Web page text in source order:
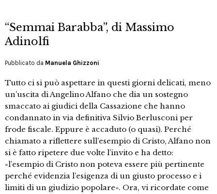
“Semmai Barabba”, di Massimo
Adinolfi
Pubblicato da Manuela Ghizzoni
Tutto ci si può aspettare in questi giorni delicati, meno
un’uscita di Angelino Alfano che dia un sostegno
smaccato ai giudici della Cassazione che hanno
condannato in via definitiva Silvio Berlusconi per
frode fiscale. Eppure è accaduto (o quasi). Perché
chiamato a riflettere sull’esempio di Cristo, Alfano non
si è fatto ripetere due volte l’invito e ha detto:
«l’esempio di Cristo non poteva essere più pertinente
perché evidenzia l’esigenza di un giusto processo e i
limiti di un giudizio popolare». Ora, vi ricordate come